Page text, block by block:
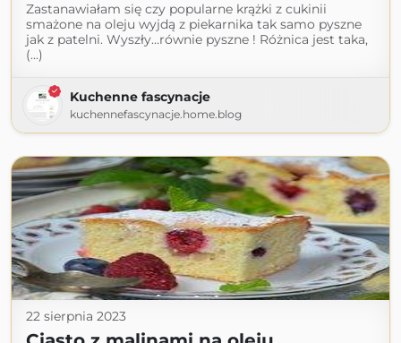
Zastanawiałam się czy popularne krążki z cukinii
smażone na oleju wyjdą z piekarnika tak samo pyszne
jak z patelni. Wyszły…równie pyszne ! Różnica jest taka,
(...)
Kuchenne fascynacje
kuchennefascynacje.home.blog
22 sierpnia 2023